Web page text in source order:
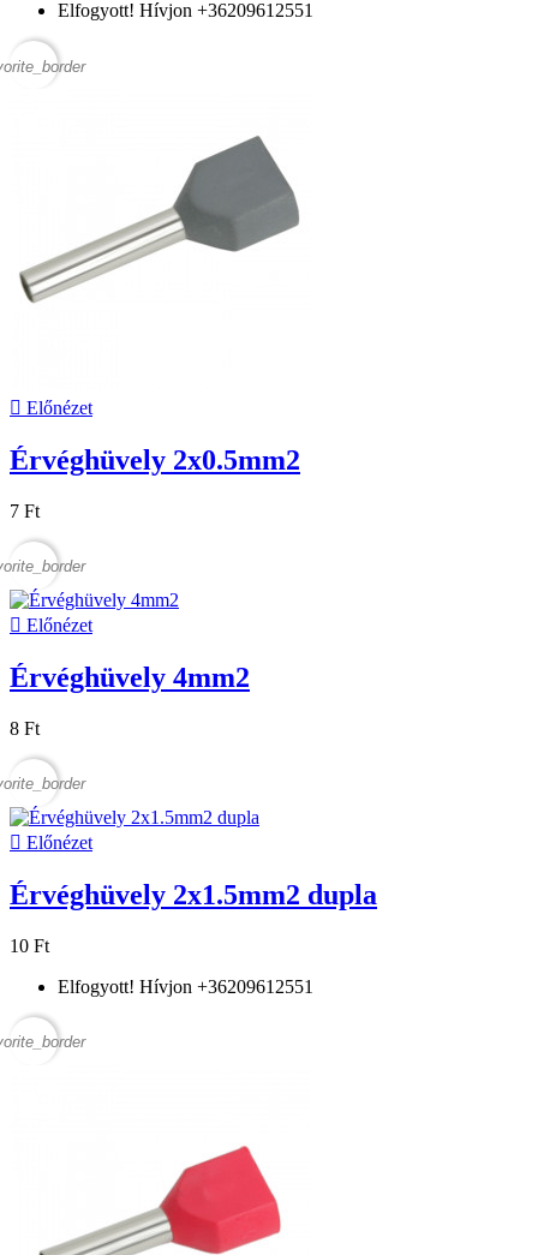
Elfogyott! Hívjon +36209612551
 Előnézet
Érvéghüvely 2x0.5mm2
7 Ft
 Előnézet
Érvéghüvely 4mm2
8 Ft
 Előnézet
Érvéghüvely 2x1.5mm2 dupla
10 Ft
Elfogyott! Hívjon +36209612551